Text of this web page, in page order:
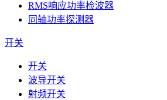
RMS响应功率检波器
同轴功率探测器
开关
开关
波导开关
射频开关